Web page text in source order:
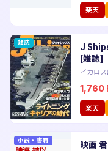
楽天
雑誌
J
[雑誌]
イカロ
1,760
楽天
小説・書籍 映画